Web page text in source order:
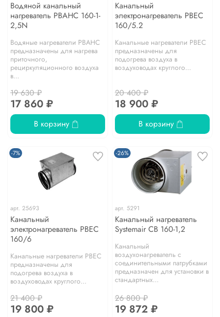
Водяной канальный
нагреватель PBAHC 160-1-
2,5N
Водяные нагреватели PBAHC
предназначены для нагрева
приточного,
рециркуляционного воздуха
в...
19 630 ₽
17 860 ₽
В корзину
Канальный
электронагреватель PBEC
160/5.2
Канальные нагреватели PBEC
предназначены для
подогрева воздуха в
воздуховодах круглого...
20 400 ₽
18 900 ₽
В корзину
-7%
арт. 25693
Канальный
электронагреватель PBEC
160/6
Канальные нагреватели PBEC
предназначены для
подогрева воздуха в
воздуховодах круглого...
21 400 ₽
19 800 ₽
-26%
арт. 5291
Канальный нагреватель
Systemair CB 160-1,2
Канальный
воздухонагреватель с
соединительными патрубками
предназначен для установки в
стандартных...
26 800 ₽
19 872 ₽